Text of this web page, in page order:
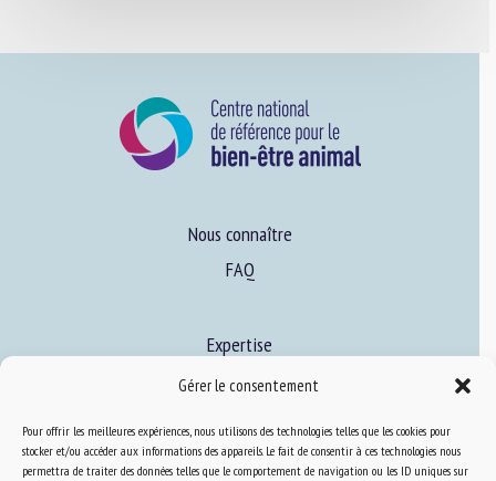
Gérer le consentement
Pour offrir les meilleures expériences, nous utilisons des technologies telles que les cookies pour
stocker et/ou accéder aux informations des appareils. Le fait de consentir à ces technologies nous
permettra de traiter des données telles que le comportement de navigation ou les ID uniques sur
Nous connaître
FAQ
Expertise
S’informer sur le BEA